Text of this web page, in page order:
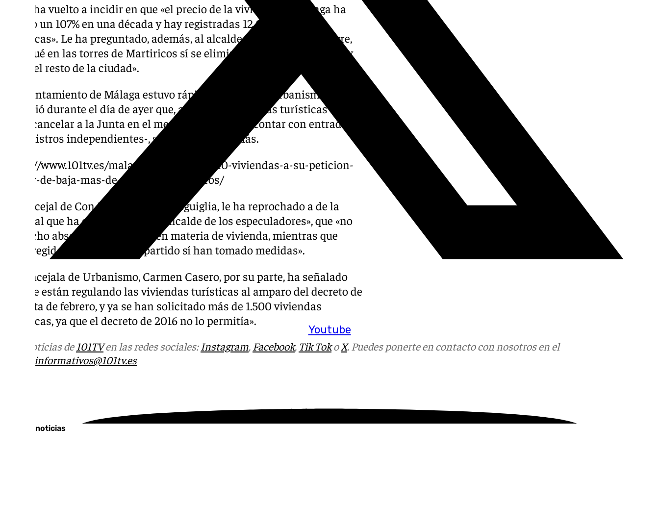
Youtube
Pérez ha vuelto a incidir en que «el precio de la vivienda en Málaga ha
subido un 107% en una década y hay registradas 12.000 viviendas
turísticas». Le ha preguntado, además, al alcalde, Francisco de la Torre,
«por qué en las torres de Martiricos sí se eliminan los pisos turísticos y
no en el resto de la ciudad».
El Ayuntamiento de Málaga estuvo rápido y el área de Urbanismo
anunció durante el día de ayer que, a las 1.120 viviendas turísticas que
pidió cancelar a la Junta en el mes de julio -por no contar con entrada y
suministros independientes-, se sumaban 440 más.
https://www.101tv.es/malaga-suma-otras-440-viviendas-a-su-peticion-
de-dar-de-baja-mas-de-mil-pisos-turisticos/
El concejal de Con Málaga, Nicolás Sguiglia, le ha reprochado a de la
Torre, al que ha calificado como «alcalde de los especuladores», que «no
ha hecho absolutamente nada en materia de vivienda, mientras que
otros regidores de su propio partido sí han tomado medidas».
La concejala de Urbanismo, Carmen Casero, por su parte, ha señalado
que «se están regulando las viviendas turísticas al amparo del decreto de
la Junta de febrero, y ya se han solicitado más de 1.500 viviendas
turísticas, ya que el decreto de 2016 no lo permitía».
Más noticias de 101TVen las redes sociales: Instagram, Facebook, Tik TokoX. Puedes ponerte en contacto con nosotros en el
informativos@101tv.es
Últimas noticias